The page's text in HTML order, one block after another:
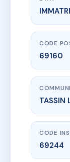
73
73 av victor
CODE
69160
TASSIN
CODE
69244